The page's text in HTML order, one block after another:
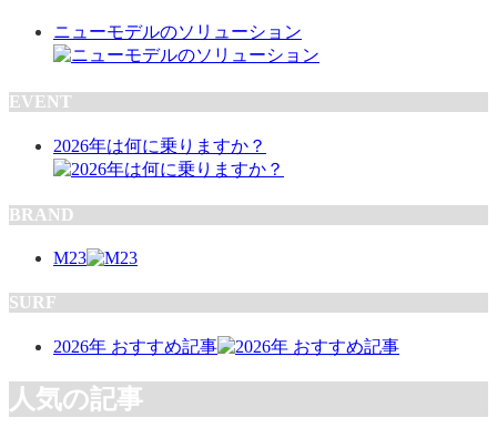
ニューモデルのソリューション
EVENT
2026年は何に乗りますか？
BRAND
M23
SURF
2026年 おすすめ記事
人気の記事